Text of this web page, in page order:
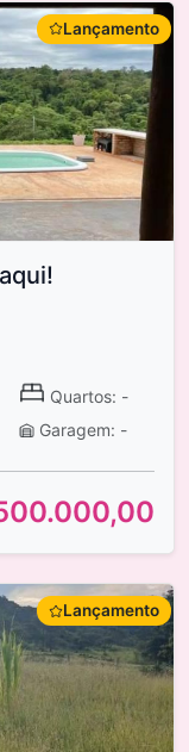
Lançamento
Quartos: -
Garagem: -
Lançamento